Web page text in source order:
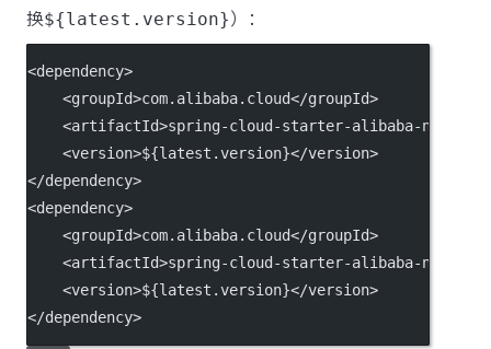
换${latest.version}）：
<dependency>
    <
groupId>com.alibaba.cloud</groupId>
    <
artifactId>spring-cloud-starter-alibaba-nacos-
    <
version>${latest.version}</version>
</dependency>
<dependency>
    <
groupId>com.alibaba.cloud</groupId>
    <
artifactId>spring-cloud-starter-alibaba-nacos-
    <
version>${latest.version}</version>
</dependency>